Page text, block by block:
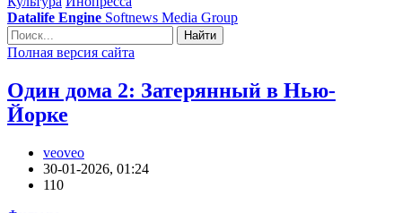
Datalife Engine Softnews Media Group
Найти
Полная версия сайта
Один дома 2: Затерянный в Нью-
Йорке
veoveo
30-01-2026, 01:24
110